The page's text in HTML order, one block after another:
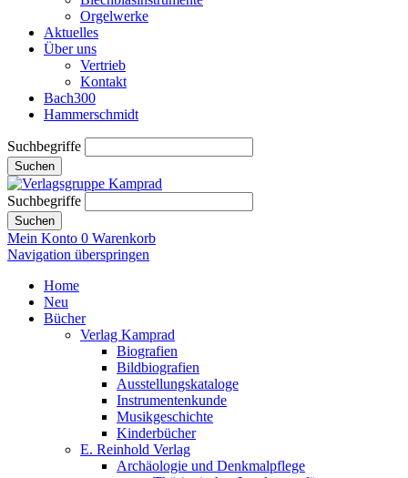
Orgelwerke
Aktuelles
Über uns
Vertrieb
Kontakt
Bach300
Hammerschmidt
Suchbegriffe
Suchen
Suchbegriffe
Suchen
Mein Konto 0 Warenkorb
Navigation überspringen
Home
Neu
Bücher
Verlag Kamprad
Biografien
Bildbiografien
Ausstellungskataloge
Instrumentenkunde
Musikgeschichte
Kinderbücher
E. Reinhold Verlag
Archäologie und Denkmalpflege